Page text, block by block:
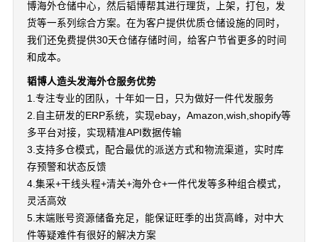
博海外仓储中心，然后韬博帮其进行理货，上架，打包，发
货等一系列综合方案。在为客户提供优质仓储设施的同时，
我们还免费提供30天仓储存储时间，给客户节省更多的时间
和成本。
韬博人造头发海外仓服务优势
1.专注专业的团队，十年如一日，只为做好一件代发服务
2.自主研发的ERP系统，实现ebay，Amazon,wish,shopify等
多平台对接，实现精准API数据传输
3.支持多仓模式，配合最优的派送方式和物流渠道，实时库
存预警和状态反馈
4.集采+干线头程+清关+海外仓+一件代发等多种组合模式，
灵活高效
5.末端账号资源储备充足，能保证旺季的出货高峰，对中大
件等疑难件有很好的解决方案